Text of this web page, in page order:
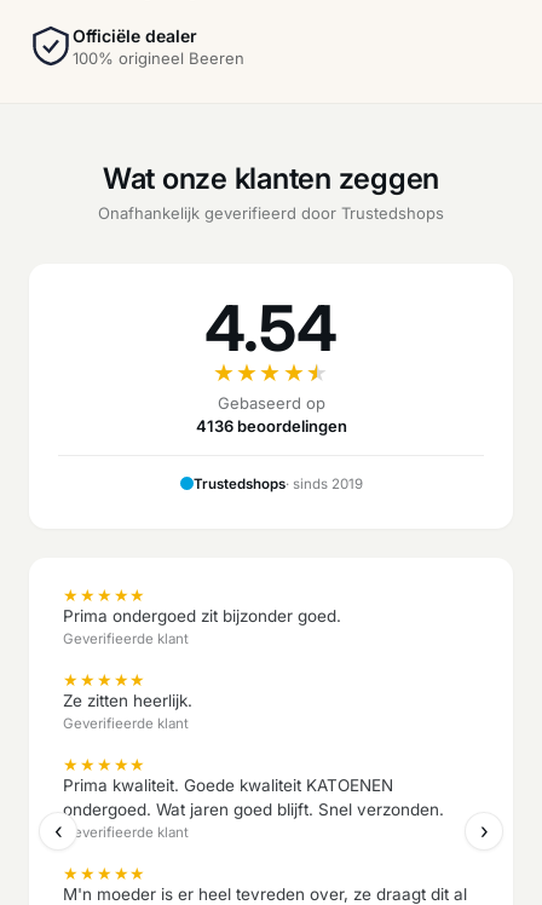
Officiële dealer
100% origineel Beeren
Wat onze klanten zeggen
Onafhankelijk geverifieerd door Trustedshops
4.54
★★★★★
Gebaseerd op
4136 beoordelingen
Trustedshops· sinds 2019
★★★★★
Prima ondergoed zit bijzonder goed.
Geverifieerde klant
★★★★★
Ze zitten heerlijk.
Geverifieerde klant
★★★★★
Prima kwaliteit. Goede kwaliteit KATOENEN
ondergoed. Wat jaren goed blijft. Snel verzonden.
Geverifieerde klant
★★★★★
M'n moeder is er heel tevreden over, ze draagt dit al
‹ ›